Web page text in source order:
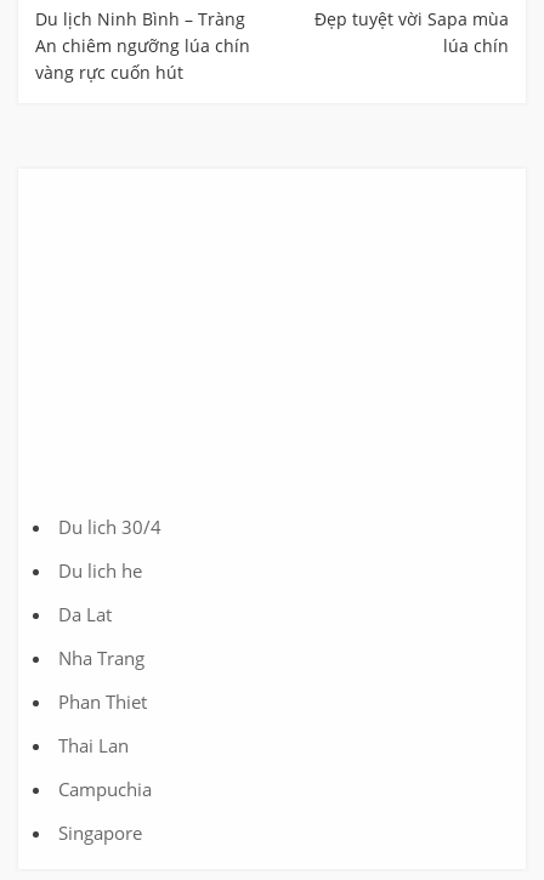
bài
viết
Du lịch Ninh Bình – Tràng
An chiêm ngưỡng lúa chín
vàng rực cuốn hút
Đẹp tuyệt vời Sapa mùa
lúa chín
Du lich 30/4
Du lich he
Da Lat
Nha Trang
Phan Thiet
Thai Lan
Campuchia
Singapore